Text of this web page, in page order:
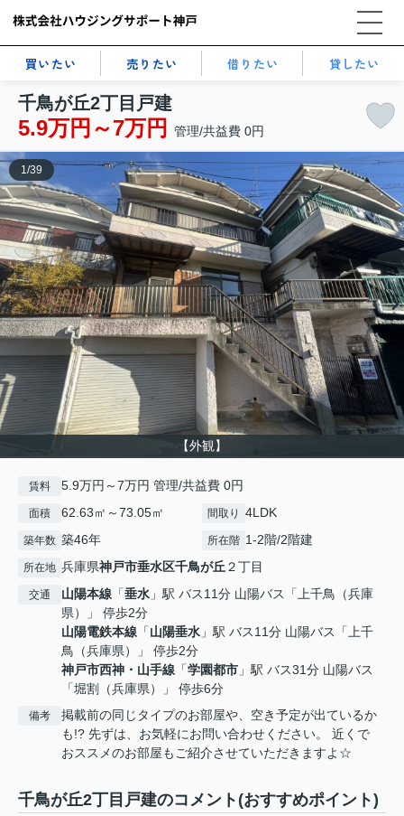
買いたい 売りたい 借りたい 貸したい
千鳥が丘2丁目戸建
5.9万円～7万円 管理/共益費 0円
【外観】
1/39
賃料 5.9万円～7万円 管理/共益費 0円
面積 62.63㎡～73.05㎡ 間取り 4LDK
築年数 築46年 所在階 1-2階/2階建
所在地 兵庫県神戸市垂水区千鳥が丘 ２丁目
交通 山陽本線 「垂水 」駅 バス11分 山陽バス「上千鳥（兵庫
県）」 停歩2分
山陽電鉄本線 「山陽垂水 」駅 バス11分 山陽バス「上千
鳥（兵庫県）」 停歩2分
神戸市西神・山手線 「学園都市 」駅 バス31分 山陽バス
「堀割（兵庫県）」 停歩6分
備考
掲載前の同じタイプのお部屋や、空き予定が出ているか
も!? 先ずは、お気軽にお問い合わせください。 近くで
おススメのお部屋もご紹介させていただきますよ☆
千鳥が丘2丁目戸建のコメント(おすすめポイント)